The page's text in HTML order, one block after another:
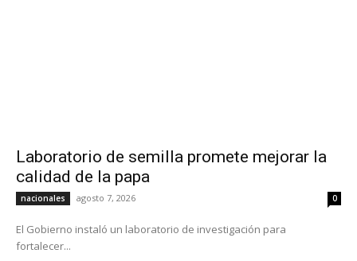
Laboratorio de semilla promete mejorar la
calidad de la papa
nacionales agosto 7, 2026 0
El Gobierno instaló un laboratorio de investigación para
fortalecer...